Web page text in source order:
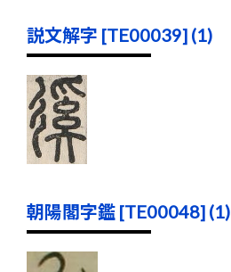
説文解字 [TE00039] (1)
朝陽閣字鑑 [TE00048] (1)